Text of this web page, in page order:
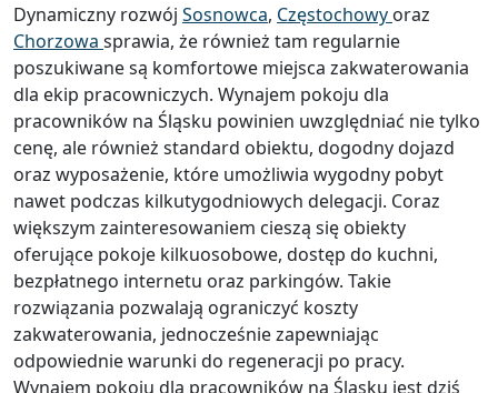
Dynamiczny rozwój Sosnowca, Częstochowy oraz
Chorzowa sprawia, że również tam regularnie
poszukiwane są komfortowe miejsca zakwaterowania
dla ekip pracowniczych. Wynajem pokoju dla
pracowników na Śląsku powinien uwzględniać nie tylko
cenę, ale również standard obiektu, dogodny dojazd
oraz wyposażenie, które umożliwia wygodny pobyt
nawet podczas kilkutygodniowych delegacji. Coraz
większym zainteresowaniem cieszą się obiekty
oferujące pokoje kilkuosobowe, dostęp do kuchni,
bezpłatnego internetu oraz parkingów. Takie
rozwiązania pozwalają ograniczyć koszty
zakwaterowania, jednocześnie zapewniając
odpowiednie warunki do regeneracji po pracy.
Wynajem pokoju dla pracowników na Śląsku jest dziś